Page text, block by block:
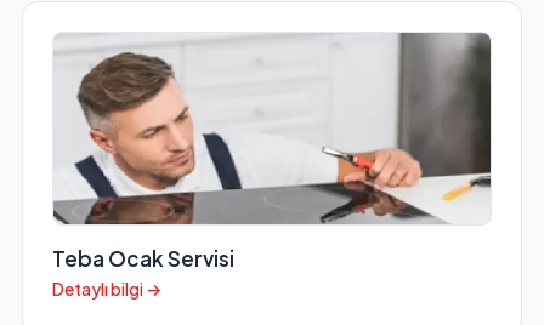
Teba Ocak Servisi
Detaylı bilgi →